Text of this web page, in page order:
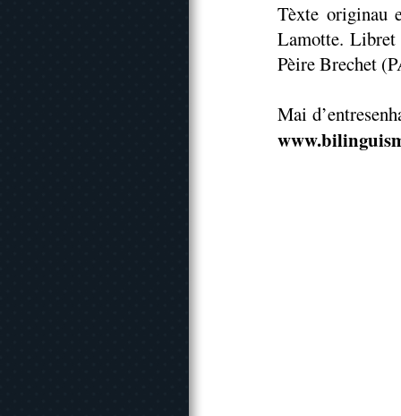
Tèxte originau
Lamotte. Libret
Pèire Brechet
Mai